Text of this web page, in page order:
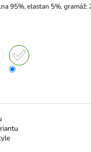
95%, elastan 5%, gramáž: